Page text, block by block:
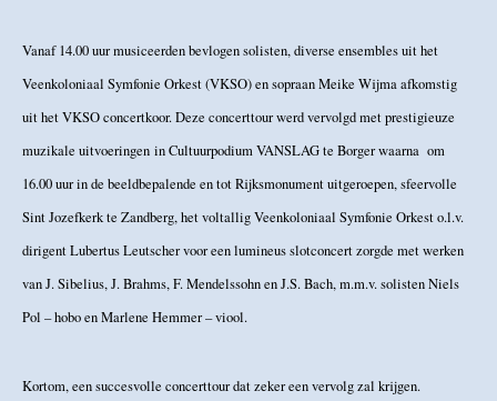
Vanaf 14.00 uur musiceerden bevlogen solisten, diverse ensembles uit het
Veenkoloniaal Symfonie Orkest (VKSO) en sopraan Meike Wijma afkomstig
uit het VKSO concertkoor. Deze concerttour werd vervolgd met prestigieuze
muzikale uitvoeringen in Cultuurpodium VANSLAG te Borger waarna om
16.00 uur in de beeldbepalende en tot Rijksmonument uitgeroepen, sfeervolle
Sint Jozefkerk te Zandberg, het voltallig Veenkoloniaal Symfonie Orkest o.l.v.
dirigent Lubertus Leutscher voor een lumineus slotconcert zorgde met werken
van J. Sibelius, J. Brahms, F. Mendelssohn en J.S. Bach, m.m.v. solisten Niels
Pol – hobo en Marlene Hemmer – viool.
Kortom, een succesvolle concerttour dat zeker een vervolg zal krijgen.